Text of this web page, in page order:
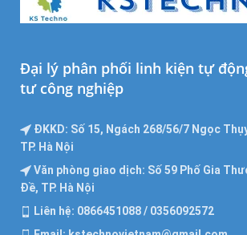
Đại lý phân phối linh kiện tự
tư công nghiệp
ĐKKD: Số 15, Ngách 268/56/7 Ngọc
TP. Hà Nội
Văn phòng giao dịch: Số 59 Phố Gia
Đề, TP. Hà Nội
Liên hệ: 0866451088 / 0356092572